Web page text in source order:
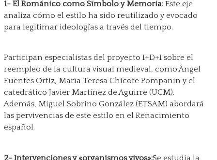
1- El Románico como Símbolo y Memoria: Este eje
analiza cómo el estilo ha sido reutilizado y evocado
para legitimar ideologías a través del tiempo.
Participan especialistas del proyecto I+D+I sobre el
reempleo de la cultura visual medieval, como Ángel
Fuentes Ortiz, María Teresa Chicote Pompanin y el
catedrático Javier Martínez de Aguirre (UCM).
Además, Miguel Sobrino González (ETSAM) abordará
las pervivencias de este estilo en el Renacimiento
español.
2- Intervenciones y «organismos vivos»:Se estudia la